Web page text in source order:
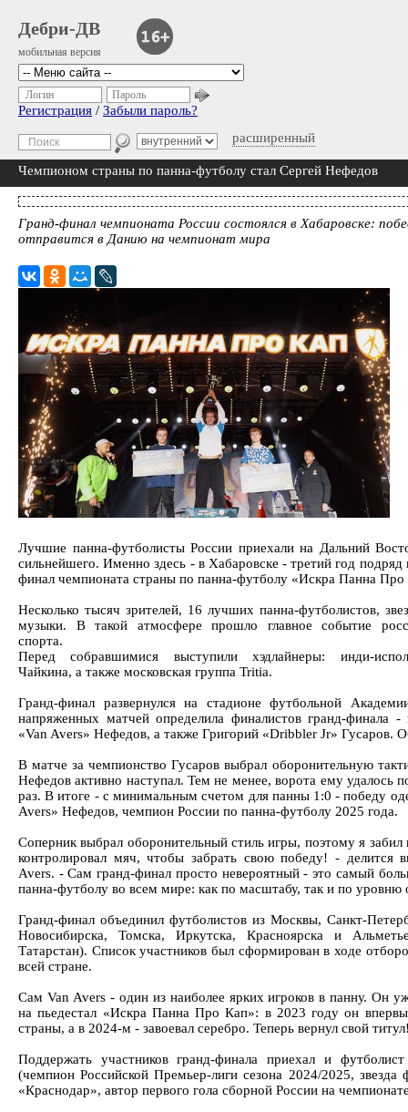
Дебри-ДВ
мобильная версия
расширенный
Логин Пароль
Регистрация / Забыли пароль?
Чемпионом страны по панна-футболу стал Сергей Нефедов
Гранд-финал чемпионата России состоялся в Хабаровске:
отправится в Данию на чемпионат мира
Лучшие панна-футболисты России приехали на Дальний
сильнейшего. Именно здесь - в Хабаровске - третий год подряд
финал чемпионата страны по панна-футболу «Искра Панна
Несколько тысяч зрителей, 16 лучших панна-футболистов,
музыки. В такой атмосфере прошло главное событие
спорта.
Перед собравшимися выступили хэдлайнеры: инди-
Чайкина, а также московская группа Tritia.
Гранд-финал развернулся на стадионе футбольной
напряженных матчей определила финалистов гранд-финала
«Van Avers» Нефедов, а также Григорий «Dribbler Jr» Гусаров.
В матче за чемпионство Гусаров выбрал оборонительную
Нефедов активно наступал. Тем не менее, ворота ему удалось
раз. В итоге - с минимальным счетом для панны 1:0 - победу
Avers» Нефедов, чемпион России по панна-футболу 2025 года.
Соперник выбрал оборонительный стиль игры, поэтому я забил
контролировал мяч, чтобы забрать свою победу! - делится
Avers. - Сам гранд-финал просто невероятный - это самый
панна-футболу во всем мире: как по масштабу, так и по уровню
Гранд-финал объединил футболистов из Москвы, Санкт-
Новосибирска, Томска, Иркутска, Красноярска и
Татарстан). Список участников был сформирован в ходе
всей стране.
Сам Van Avers - один из наиболее ярких игроков в панну. Он
на пьедестал «Искра Панна Про Кап»: в 2023 году он
страны, а в 2024-м - завоевал серебро. Теперь вернул свой
Поддержать участников гранд-финала приехал и
(чемпион Российской Премьер-лиги сезона 2024/2025, звезда
«Краснодар», автор первого гола сборной России на